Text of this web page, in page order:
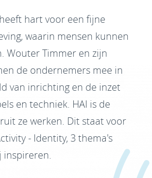
hart voor een fijne
waarin mensen kunnen
Wouter Timmer en zijn
de ondernemers mee in
van inrichting en de inzet
en techniek. HAI is de
ze werken. Dit staat voor
- Identity, 3 thema's
inspireren.